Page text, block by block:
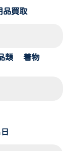
品買取
類 着物
日